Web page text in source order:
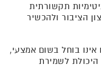
תקשורתית
הציבור ולהכשיר
בוחל בשום אמצעי,
לשמירת